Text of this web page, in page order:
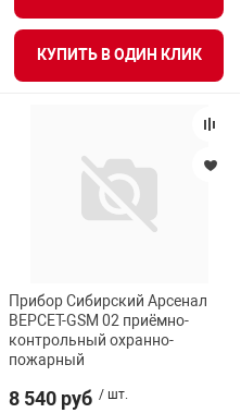
КУПИТЬ В ОДИН КЛИК
Прибор Сибирский Арсенал
ВЕРСЕТ-GSM 02 приёмно-
контрольный охранно-
пожарный
8 540 руб / шт.